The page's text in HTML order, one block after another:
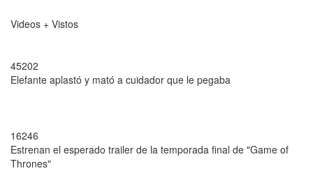
Videos + Vistos
45202
Elefante aplastó y mató a cuidador que le pegaba
16246
Estrenan el esperado trailer de la temporada final de "Game of
Thrones"